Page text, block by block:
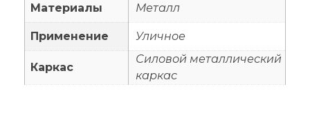
Материалы Металл
Применение Уличное
Каркас
Силовой металлический
каркас